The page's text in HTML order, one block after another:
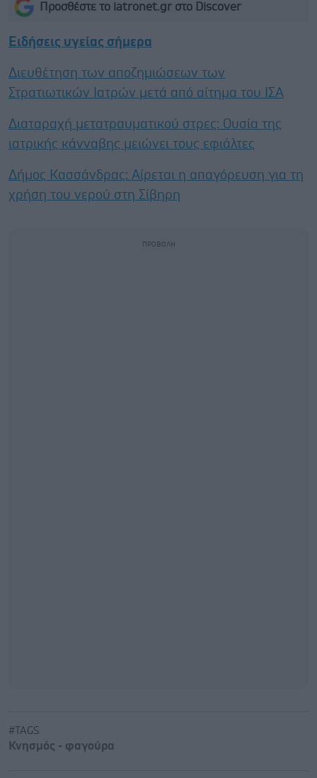
Προσθέστε το iatronet.gr στο Discover
Ειδήσεις υγείας σήμερα
Διευθέτηση των αποζημιώσεων των
Στρατιωτικών Ιατρών μετά από αίτημα του ΙΣΑ
Διαταραχή μετατραυματικού στρες: Ουσία της
ιατρικής κάνναβης μειώνει τους εφιάλτες
Δήμος Κασσάνδρας: Αίρεται η απαγόρευση για τη
χρήση του νερού στη Σίβηρη
#TAGS
Κνησμός - φαγούρα